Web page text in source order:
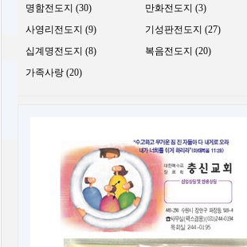
명함전도지 (30) 만화전도지 (3)
사영리전도지 (9)
기성판전도지 (27)
십계명전도지 (8)
복음전도지 (20)
가족사랑 (20)